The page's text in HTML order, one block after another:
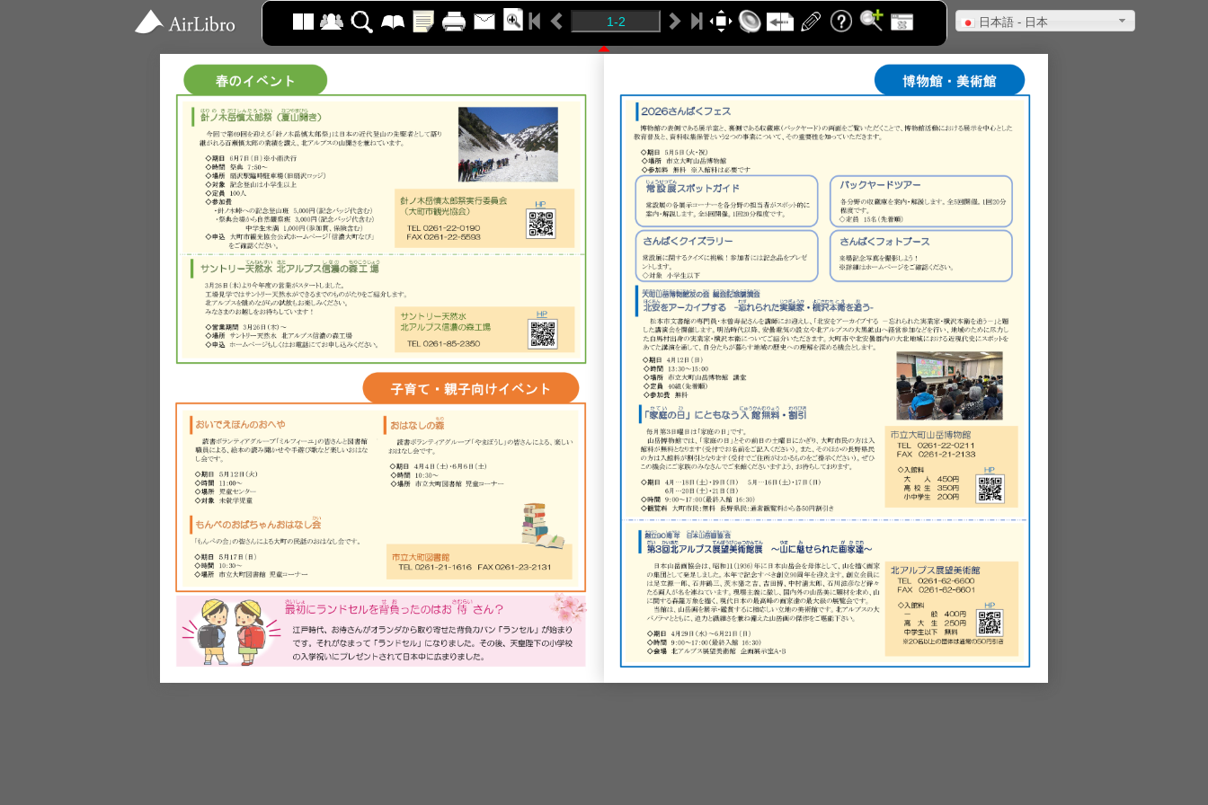
日本語 - 日本